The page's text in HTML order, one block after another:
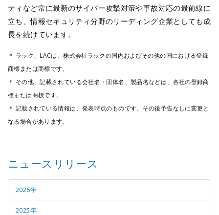
ティなど常に最新のサイバー攻撃対策や事故対応の最前線に
立ち、情報セキュリティ分野のリーディング企業としても成
長を続けています。
＊ ラック、LACは、株式会社ラックの国内およびその他の国における登録
商標または商標です。
＊ その他、記載されている会社名・団体名、製品名などは、各社の登録商
標または商標です。
＊ 記載されている情報は、発表時点のものです。その後予告なしに変更と
なる場合があります。
ニュースリリース
2026年
2025年